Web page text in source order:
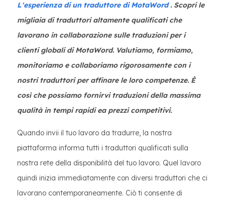
L'esperienza di un traduttore di MotaWord. Scopri le
migliaia di traduttori altamente qualificati che
lavorano in collaborazione sulle traduzioni per i
clienti globali di MotaWord. Valutiamo, formiamo,
monitoriamo e collaboriamo rigorosamente con i
nostri traduttori per affinare le loro competenze. È
così che possiamo fornirvi traduzioni della massima
qualità in tempi rapidi ea prezzi competitivi.
Quando invii il tuo lavoro da tradurre, la nostra
piattaforma informa tutti i traduttori qualificati sulla
nostra rete della disponibilità del tuo lavoro. Quel lavoro
quindi inizia immediatamente con diversi traduttori che ci
lavorano contemporaneamente. Ciò ti consente di